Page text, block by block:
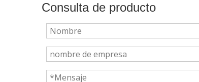
Consulta de producto